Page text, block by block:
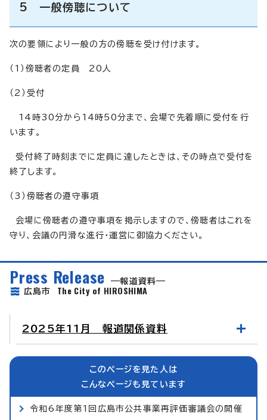
5 一般傍聴について
次の要領により一般の方の傍聴を受け付けます。
（1）傍聴者の定員 20人
（2）受付
14時30分から14時50分まで、会場で先着順に受付を行
います。
受付終了時刻までに定員に達したときは、その時点で受付を
終了します。
（3）傍聴者の遵守事項
会場に傍聴者の遵守事項を掲示しますので、傍聴者はこれを
守り、会議の円滑な進行・運営に御協力ください。
Press Release
報道資料
広島市 The City of HIROSHIMA
2025年11月 報道関係資料
このページを見た人は
こんなページも見ています
令和6年度第1回広島市公共事業再評価審議会の開催